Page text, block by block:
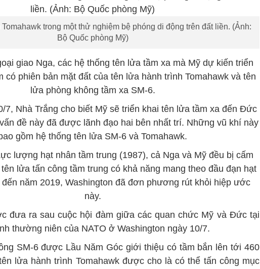
trong một thử nghiệm bệ phóng di động trên đất liền. (Ảnh:
Bộ Quốc phòng Mỹ)
giao Nga, các hệ thống tên lửa tầm xa mà Mỹ dự kiến triển
có phiên bản mặt đất của tên lửa hành trình Tomahawk và tên
lửa phòng không tầm xa SM-6.
7, Nhà Trắng cho biết Mỹ sẽ triển khai tên lửa tầm xa đến Đức
đề này đã được lãnh đạo hai bên nhất trí. Những vũ khí này
gồm hệ thống tên lửa SM-6 và Tomahawk.
lượng hạt nhân tầm trung (1987), cả Nga và Mỹ đều bị cấm
lửa tấn công tầm trung có khả năng mang theo đầu đạn hạt
đến năm 2019, Washington đã đơn phương rút khỏi hiệp ước
này.
đưa ra sau cuộc hội đàm giữa các quan chức Mỹ và Đức tại
thường niên của NATO ở Washington ngày 10/7.
SM-6 được Lầu Năm Góc giới thiệu có tầm bắn lên tới 460
lửa hành trình Tomahawk được cho là có thể tấn công mục